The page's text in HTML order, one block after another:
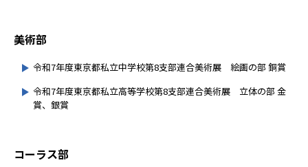
美術部
令和7年度東京都私立中学校第8支部連合美術展 絵画の部 銅賞
令和7年度東京都私立高等学校第8支部連合美術展 立体の部 金
賞、銀賞
コーラス部